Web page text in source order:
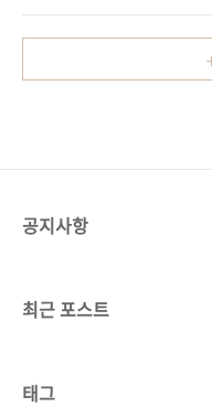
아지무료분양 정보를 한눈에 확인
이트입니다. 입양을 고민 중인 분
을 나누고, 입양에 필요한 지식과
있어 특히 초보 집사들에게 추천합
공지사항
최근 포스트
태그